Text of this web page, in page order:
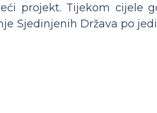
projekt. Tijekom cijele
Sjedinjenih Država po